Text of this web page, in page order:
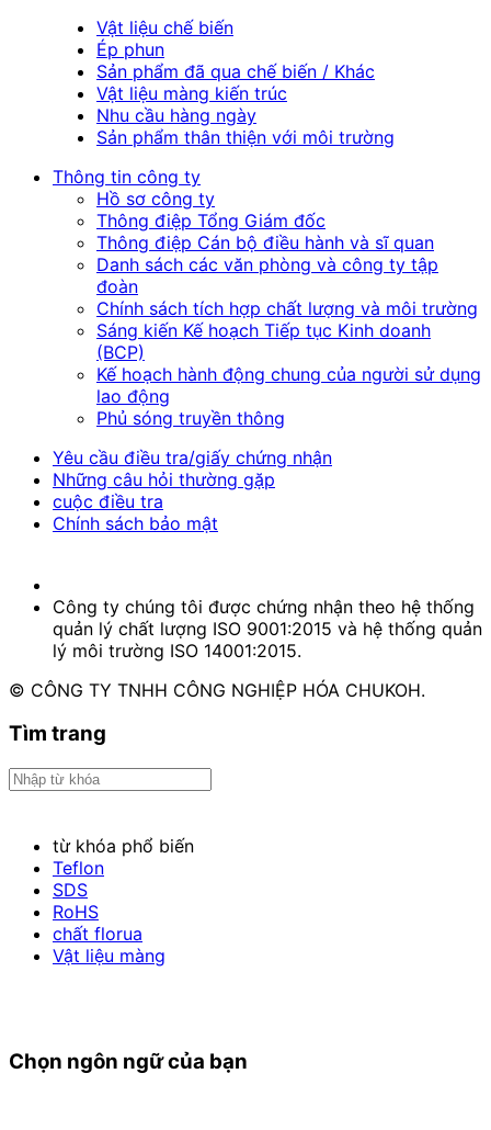
Vật liệu chế biến
Ép phun
Sản phẩm đã qua chế biến / Khác
Vật liệu màng kiến trúc
Nhu cầu hàng ngày
Sản phẩm thân thiện với môi trường
Thông tin công ty
Hồ sơ công ty
Thông điệp Tổng Giám đốc
Thông điệp Cán bộ điều hành và sĩ quan
Danh sách các văn phòng và công ty tập
đoàn
Chính sách tích hợp chất lượng và môi trường
Sáng kiến Kế hoạch Tiếp tục Kinh doanh
(BCP)
Kế hoạch hành động chung của người sử dụng
lao động
Phủ sóng truyền thông
Yêu cầu điều tra/giấy chứng nhận
Những câu hỏi thường gặp
cuộc điều tra
Chính sách bảo mật
Công ty chúng tôi được chứng nhận theo hệ thống
quản lý chất lượng ISO 9001:2015 và hệ thống quản
lý môi trường ISO 14001:2015.
© CÔNG TY TNHH CÔNG NGHIỆP HÓA CHUKOH.
Tìm trang
từ khóa phổ biến
Teflon
SDS
RoHS
chất florua
Vật liệu màng
Chọn ngôn ngữ của bạn